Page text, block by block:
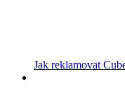
Jak reklamovat